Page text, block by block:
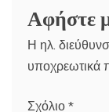
Αφήστε
Η ηλ.
υποχρεωτικά
Σχόλιο *